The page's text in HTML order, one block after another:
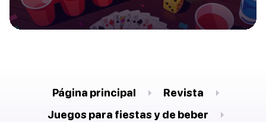
Página principal
Revista
Juegos para fiestas y de beber